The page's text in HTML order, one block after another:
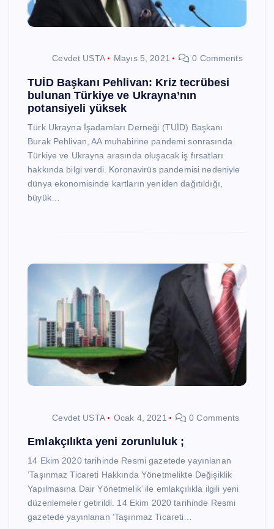
Cevdet USTA Mayıs 5, 2021 0 Comments
TUİD Başkanı Pehlivan: Kriz tecrübesi
bulunan Türkiye ve Ukrayna’nın
potansiyeli yüksek
Türk Ukrayna İşadamları Derneği (TUİD) Başkanı
Burak Pehlivan, AA muhabirine pandemi sonrasında
Türkiye ve Ukrayna arasında oluşacak iş fırsatları
hakkında bilgi verdi. Koronavirüs pandemisi nedeniyle
dünya ekonomisinde kartların yeniden dağıtıldığı,
büyük…
Cevdet USTA Ocak 4, 2021 0 Comments
Emlakçılıkta yeni zorunluluk ;
14 Ekim 2020 tarihinde Resmi gazetede yayınlanan
‘Taşınmaz Ticareti Hakkında Yönetmelikte Değişiklik
Yapılmasına Dair Yönetmelik’ ile emlakçılıkla ilgili yeni
düzenlemeler getirildi. 14 Ekim 2020 tarihinde Resmi
gazetede yayınlanan ‘Taşınmaz Ticareti…